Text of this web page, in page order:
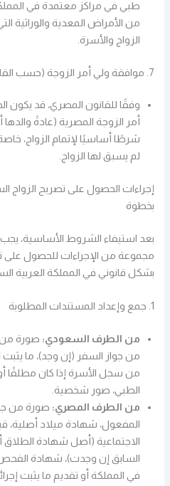
طبي في مراكز معتمدة في
من الأمراض المعدية والوراثية
الزواج والأسرة.
7. موافقة ولي أمر الزوجة (حسب القانون المصري)
وفقًا للقانون المصري، قد يكون
أمر الزوجة المصرية (عادةً
شرطًا أساسيًا لإتمام الزواج، خاصة
لم يسبق لها الزواج.
إجراءات الحصول على تصريح
بخطوة
بعد استيفاء الشروط الأساسية،
مجموعة من الإجراءات للحصول على
بشكل قانوني في المملكة العربية
1. جمع وإعداد المستندات المطلوبة
من الطرف السعودي: صورة من
من جواز السفر (إن وجد)، ما يثبت
من سجل الأسرة إذا كان مطلقًا
الطبي، صور شخصية.
من الطرف المصري: صورة من
المفعول، شهادة ميلاد أصلية،
الاجتماعية (أصل شهادة الطلاق
السابق إن وجدت)، شهادة
في المملكة أو تقديم ما يثبت